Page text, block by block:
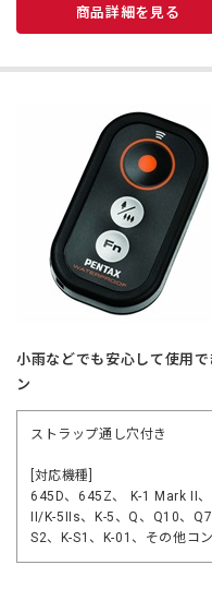
商品詳細を見る
商
小雨などでも安心して使用
ン
ストラップ通し穴付き
[対応機種]
645D、645Z、 K-1 Mark II
II/K-5IIs、K-5、Q、Q10、
S2、K-S1、K-01、その他コ